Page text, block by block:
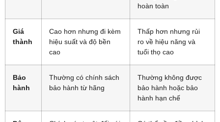
hoàn toàn
Giá
thành
Cao hơn nhưng đi kèm
hiệu suất và độ bền
cao
Thấp hơn nhưng rủi
ro về hiệu năng và
tuổi thọ cao
Bảo
hành
Thường có chính sách
bảo hành từ hãng
Thường không được
bảo hành hoặc bảo
hành hạn chế